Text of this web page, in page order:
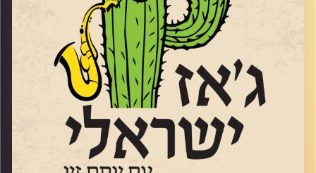
התחיל להוביל טריו משלו. מנחם הגיע לאולפן עם אלבום
הבכורה של הטריו"
PULSE
"
וגם עם קטעים מהאלבום החדש שייצא השנה. אלבום
שהוקדש ל 7.10.
מי שרוצה להקשיב ולראות אותו מנגן, יכול להגיע בתאריך
לאפריל לסלון המדרגות 23 בירושלים.